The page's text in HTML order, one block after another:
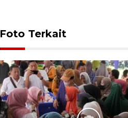
Foto Terkait